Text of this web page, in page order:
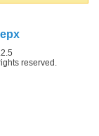
reserved.